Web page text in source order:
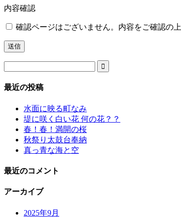
内容確認
確認ページはございません。内容をご確認の

最近の投稿
水面に映る町なみ
堤に咲く白い花 何の花？？
春！春！満開の桜
秋祭り太鼓台奉納
真っ青な海と空
最近のコメント
アーカイブ
2025年9月